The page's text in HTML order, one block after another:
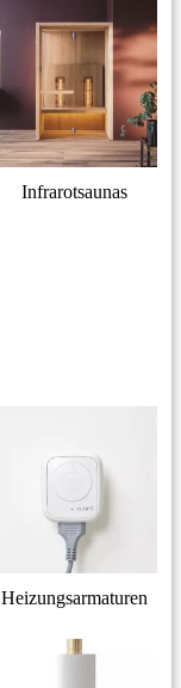
Infrarotsaunas
Heizungsarmaturen